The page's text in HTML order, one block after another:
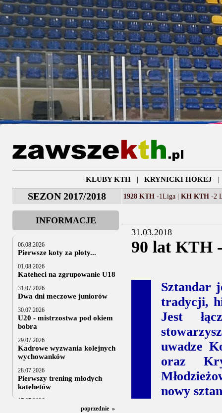
KLUBY KTH| KRYNICKI HOKEJ
SEZON 2017/2018 1928 KTH -1Liga | KH KTH -2
INFORMACJE
06.08.2026
Pierwsze koty za płoty...
01.08.2026
Kateheci na zgrupowanie U18
31.07.2026
Dwa dni meczowe juniorów
30.07.2026
U20 - mistrzostwa pod okiem
bobra
29.07.2026
Kadrowe wyzwania kolejnych
wychowanków
28.07.2026
Pierwszy trening młodych
katehetów
17.07.2026
U20: z kraju i z zagranicy
poprzednie »
31.03.2018
90 lat KTH
Sztandar
tradycji,
Jest
uwadze
oraz
nowy